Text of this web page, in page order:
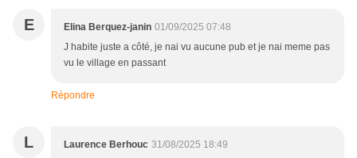
E Elina Berquez-janin 01/09/2025 07:48
J habite juste a côté, je nai vu aucune pub et je nai meme pas
vu le village en passant
Répondre
L Laurence Berhouc 31/08/2025 18:49